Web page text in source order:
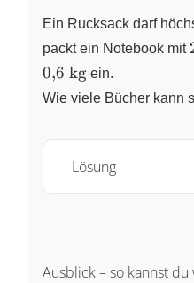
Ein Rucksack darf
packt ein Notebook mit
0,6 kg ein.
Wie viele Bücher kann
Lösung
Ausblick – so kannst